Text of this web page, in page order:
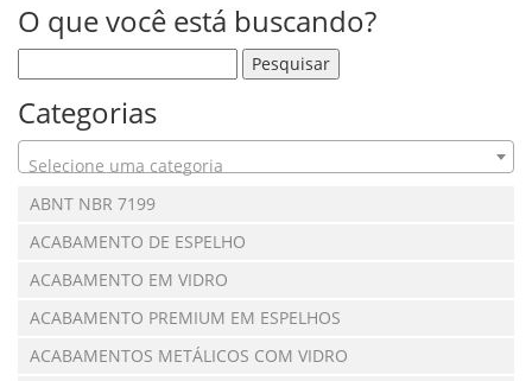
O que você está buscando?
Categorias
Selecione uma categoria
ABNT NBR 7199
ACABAMENTO DE ESPELHO
ACABAMENTO EM VIDRO
ACABAMENTO PREMIUM EM ESPELHOS
ACABAMENTOS METÁLICOS COM VIDRO